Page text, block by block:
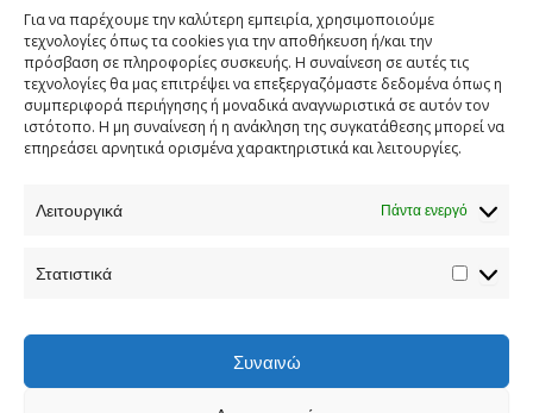
Για να παρέχουμε την καλύτερη εμπειρία, χρησιμοποιούμε
τεχνολογίες όπως τα cookies για την αποθήκευση ή/και την
πρόσβαση σε πληροφορίες συσκευής. Η συναίνεση σε αυτές τις
τεχνολογίες θα μας επιτρέψει να επεξεργαζόμαστε δεδομένα όπως η
συμπεριφορά περιήγησης ή μοναδικά αναγνωριστικά σε αυτόν τον
ιστότοπο. Η μη συναίνεση ή η ανάκληση της συγκατάθεσης μπορεί να
επηρεάσει αρνητικά ορισμένα χαρακτηριστικά και λειτουργίες.
Λειτουργικά Πάντα ενεργό
Στατιστικά
Συναινώ
ενεργοποιήσετε αυτό το περιεχόμενο
Αν. Τσόχα 36, Αθήνα, Τ.Κ. 11521